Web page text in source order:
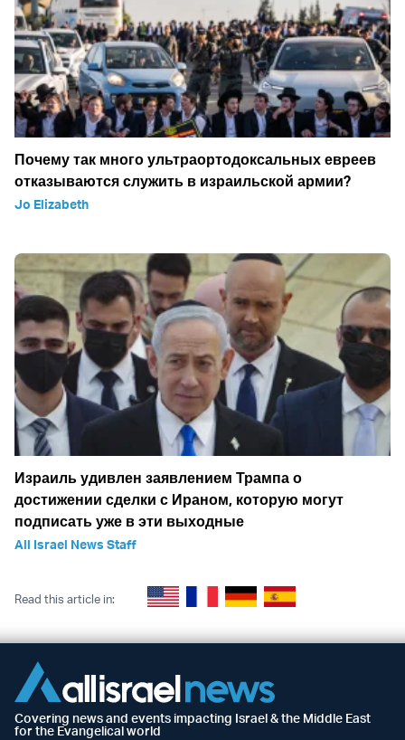
Почему так много ультраортодоксальных евреев
отказываются служить в израильской армии?
Jo Elizabeth
Израиль удивлен заявлением Трампа о
достижении сделки с Ираном, которую могут
подписать уже в эти выходные
All Israel News Staff
Read this article in:
Covering news and events impacting Israel & the Middle East
for the Evangelical world